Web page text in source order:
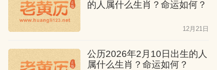
的人属什么生肖？命运如何？
12月21日
公历2026年2月10日出生的人
属什么生肖？命运如何？